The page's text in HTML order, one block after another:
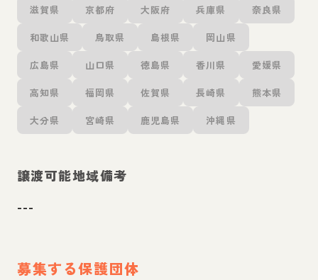
滋賀県 京都府 大阪府 兵庫県 奈良県
和歌山県 鳥取県 島根県 岡山県
広島県 山口県 徳島県 香川県 愛媛県
高知県 福岡県 佐賀県 長崎県 熊本県
大分県 宮崎県 鹿児島県 沖縄県
譲渡可能地域備考
---
募集する保護団体